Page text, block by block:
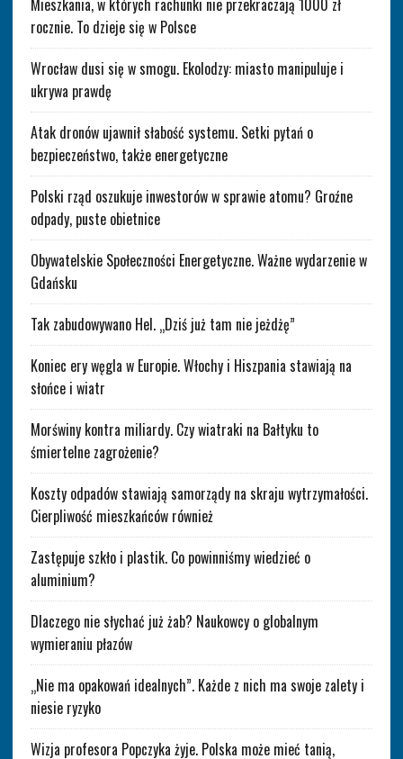
Mieszkania, w których rachunki nie przekraczają 1000 zł
rocznie. To dzieje się w Polsce
Wrocław dusi się w smogu. Ekolodzy: miasto manipuluje i
ukrywa prawdę
Atak dronów ujawnił słabość systemu. Setki pytań o
bezpieczeństwo, także energetyczne
Polski rząd oszukuje inwestorów w sprawie atomu? Groźne
odpady, puste obietnice
Obywatelskie Społeczności Energetyczne. Ważne wydarzenie w
Gdańsku
Tak zabudowywano Hel. „Dziś już tam nie jeżdżę”
Koniec ery węgla w Europie. Włochy i Hiszpania stawiają na
słońce i wiatr
Morświny kontra miliardy. Czy wiatraki na Bałtyku to
śmiertelne zagrożenie?
Koszty odpadów stawiają samorządy na skraju wytrzymałości.
Cierpliwość mieszkańców również
Zastępuje szkło i plastik. Co powinniśmy wiedzieć o
aluminium?
Dlaczego nie słychać już żab? Naukowcy o globalnym
wymieraniu płazów
„Nie ma opakowań idealnych”. Każde z nich ma swoje zalety i
niesie ryzyko
Wizja profesora Popczyka żyje. Polska może mieć tanią,